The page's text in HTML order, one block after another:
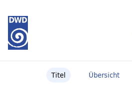
Titel Übersicht